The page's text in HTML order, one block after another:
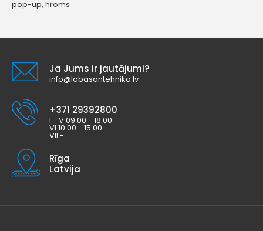
pop-up, hroms
Ja Jums ir jautājumi?
info@labasantehnika.lv
+371 29392800
I - V 09:00 - 18:00
VI 10:00 - 15:00
VII -
Rīga
Latvija